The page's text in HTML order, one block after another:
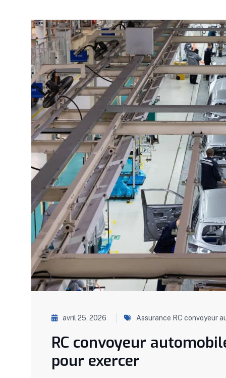
avril 25, 2026 Assurance RC convoyeur
RC convoyeur
pour exercer